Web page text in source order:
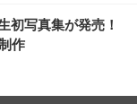
初写真集が発売！
作